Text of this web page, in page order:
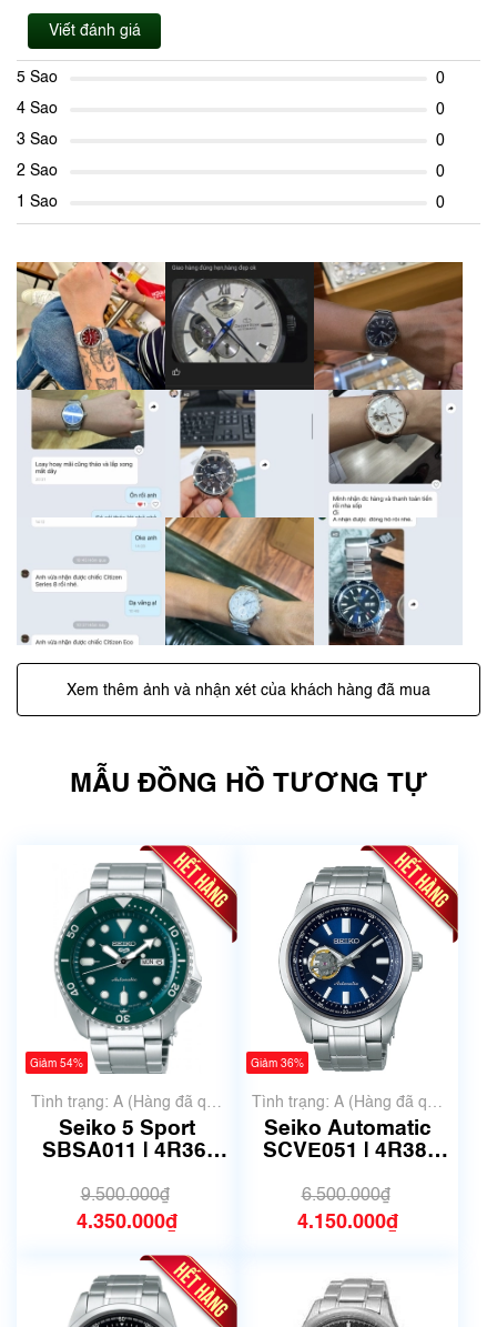
Viết đánh giá
5 Sao
0
4 Sao
0
3 Sao
0
2 Sao
0
1 Sao
0
Xem thêm ảnh và nhận xét của khách hàng đã mua
MẪU ĐỒNG HỒ TƯƠNG TỰ
Giảm 54%
Tình trạng: A (Hàng đã qua
sử dụng nhưng rất đẹp,
không có xước)
Seiko 5 Sport
SBSA011 | 4R36-
| Mã số 6733
9.500.000₫
4.350.000₫
Giảm 36%
Tình trạng: A (Hàng đã qua
sử dụng nhưng rất đẹp,
không có xước)
Seiko Automatic
SCVE051 | 4R38-
Mã số 6767
6.500.000₫
4.150.000₫